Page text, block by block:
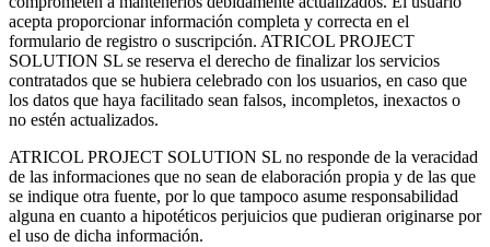
acepta proporcionar información completa y correcta en el
formulario de registro o suscripción. ATRICOL PROJECT
SOLUTION SL se reserva el derecho de finalizar los servicios
contratados que se hubiera celebrado con los usuarios, en caso que
los datos que haya facilitado sean falsos, incompletos, inexactos o
no estén actualizados.
ATRICOL PROJECT SOLUTION SL no responde de la veracidad
de las informaciones que no sean de elaboración propia y de las que
se indique otra fuente, por lo que tampoco asume responsabilidad
alguna en cuanto a hipotéticos perjuicios que pudieran originarse por
el uso de dicha información.